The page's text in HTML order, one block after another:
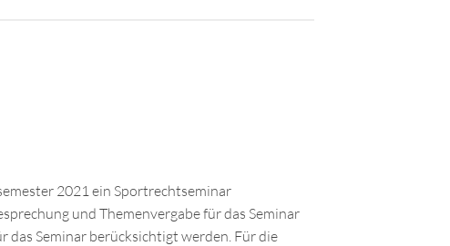
2021 ein Sportrechtseminar
und Themenvergabe für das Seminar
Seminar berücksichtigt werden. Für die